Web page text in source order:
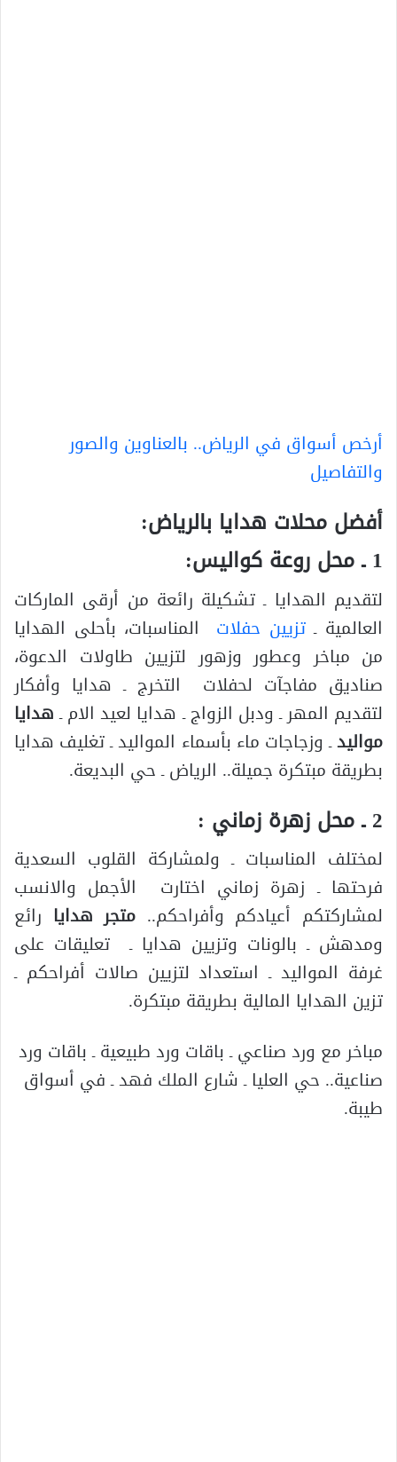
أرخص أسواق في الرياض.. بالعناوين والصور
والتفاصيل
أفضل محلات هدايا بالرياض:
1 ـ محل روعة كواليس:
لتقديم الهدايا ـ تشكيلة رائعة من أرقى الماركات
العالمية ـتزيين حفلات المناسبات، بأحلى الهدايا
من مباخر وعطور وزهور لتزيين طاولات الدعوة،
صناديق مفاجآت لحفلات التخرج ـ هدايا وأفكار
لتقديم المهر ـ ودبل الزواج ـ هدايا لعيد الام ـهدايا
مواليدـ وزجاجات ماء بأسماء المواليد ـ تغليف هدايا
بطريقة مبتكرة جميلة.. الرياض ـ حي البديعة.
2 ـ محل زهرة زماني :
لمختلف المناسبات ـ ولمشاركة القلوب السعدية
فرحتها ـ زهرة زماني اختارت الأجمل والانسب
لمشاركتكم أعيادكم وأفراحكم.. متجر هدايا رائع
ومدهش ـ بالونات وتزيين هدايا ـ تعليقات على
غرفة المواليد ـ استعداد لتزيين صالات أفراحكم ـ
تزين الهدايا المالية بطريقة مبتكرة.
مباخر مع ورد صناعي ـ باقات ورد طبيعية ـ باقات ورد
صناعية.. حي العليا ـ شارع الملك فهد ـ في أسواق
طيبة.